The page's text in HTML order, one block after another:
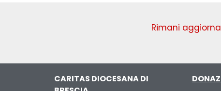
Rimani
CARITAS DIOCESANA DI